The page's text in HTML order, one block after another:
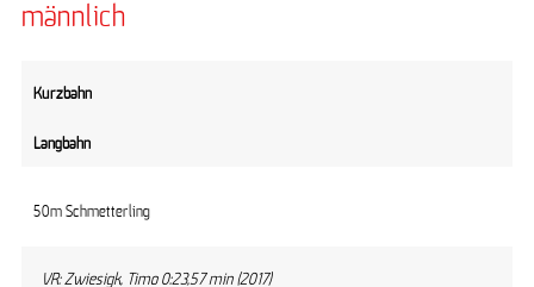
männlich
Kurzbahn
Langbahn
50m Schmetterling
VR: Zwiesigk, Timo 0:23,57 min (2017)